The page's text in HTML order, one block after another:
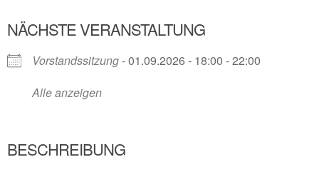
NÄCHSTE VERANSTALTUNG
Vorstandssitzung- 01.09.2026 - 18:00 - 22:00
Alle anzeigen
BESCHREIBUNG